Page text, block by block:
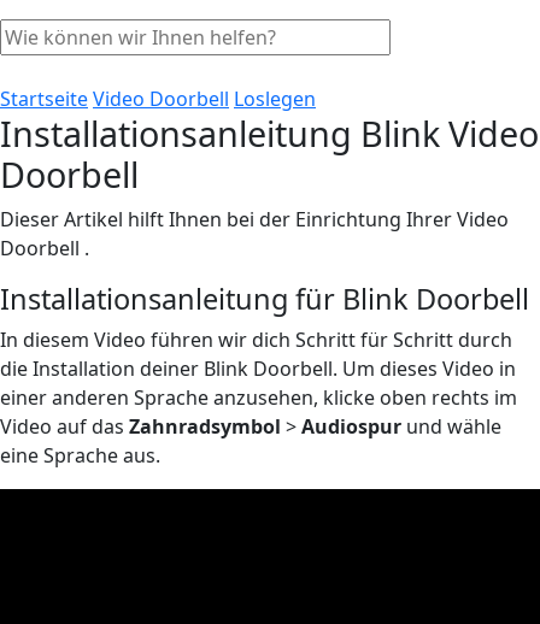
StartseiteVideo Doorbell Loslegen
Installationsanleitung Blink Video
Doorbell
Dieser Artikel hilft Ihnen bei der Einrichtung Ihrer Video
Doorbell .
Installationsanleitung für Blink Doorbell
In diesem Video führen wir dich Schritt für Schritt durch
die Installation deiner Blink Doorbell. Um dieses Video in
einer anderen Sprache anzusehen, klicke oben rechts im
Video auf das Zahnradsymbol >Audiospur und wähle
eine Sprache aus.